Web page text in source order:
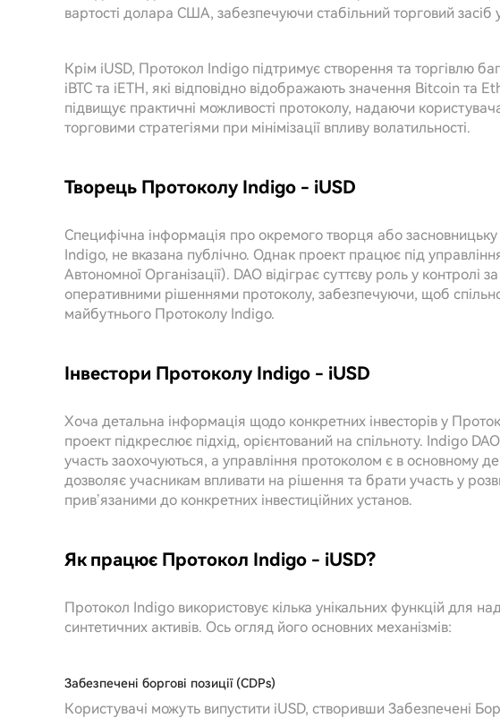
вартості долара США, забезпечуючи стабільний торговий засіб
Крім iUSD, Протокол Indigo підтримує створення та торгівлю
iBTC та iETH, які відповідно відображають значення Bitcoin та
підвищує практичні можливості протоколу, надаючи
торговими стратегіями при мінімізації впливу волатильності.
Творець Протоколу Indigo - iUSD
Специфічна інформація про окремого творця або
Indigo, не вказана публічно. Однак проект працює під
Автономної Організації). DAO відіграє суттєву роль у контролі
оперативними рішеннями протоколу, забезпечуючи, щоб
майбутнього Протоколу Indigo.
Інвестори Протоколу Indigo - iUSD
Хоча детальна інформація щодо конкретних інвесторів у
проект підкреслює підхід, орієнтований на спільноту. Indigo
участь заохочуються, а управління протоколом є в основному
дозволяє учасникам впливати на рішення та брати участь у
прив’язаними до конкретних інвестиційних установ.
Як працює Протокол Indigo - iUSD?
Протокол Indigo використовує кілька унікальних функцій для
синтетичних активів. Ось огляд його основних механізмів:
Забезпечені боргові позиції (CDPs)
Користувачі можуть випустити iUSD, створивши Забезпечені